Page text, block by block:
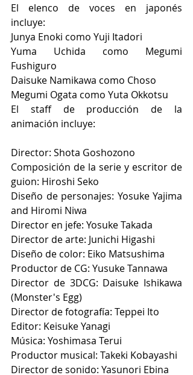
El elenco de voces en japonés
incluye:
Junya Enoki como Yuji Itadori
Yuma Uchida como Megumi
Fushiguro
Daisuke Namikawa como Choso
Megumi Ogata como Yuta Okkotsu
El staff de producción de la
animación incluye:
Director: Shota Goshozono
Composición de la serie y escritor de
guion: Hiroshi Seko
Diseño de personajes: Yosuke Yajima
and Hiromi Niwa
Director en jefe: Yosuke Takada
Director de arte: Junichi Higashi
Diseño de color: Eiko Matsushima
Productor de CG: Yusuke Tannawa
Director de 3DCG: Daisuke Ishikawa
(Monster's Egg)
Director de fotografía: Teppei Ito
Editor: Keisuke Yanagi
Música: Yoshimasa Terui
Productor musical: Takeki Kobayashi
Director de sonido: Yasunori Ebina